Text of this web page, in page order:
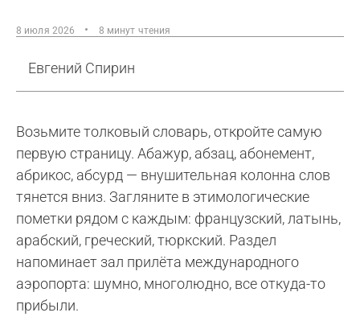
8 июля 2026 8 минут чтения
Евгений Спирин
Возьмите толковый словарь, откройте самую
первую страницу. Абажур, абзац, абонемент,
абрикос, абсурд — внушительная колонна слов
тянется вниз. Загляните в этимологические
пометки рядом с каждым: французский, латынь,
арабский, греческий, тюркский. Раздел
напоминает зал прилёта международного
аэропорта: шумно, многолюдно, все откуда-то
прибыли.